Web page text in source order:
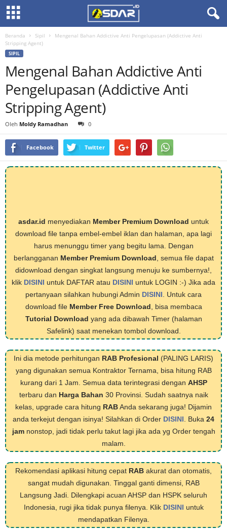
Beranda Sipil
Mengenal Bahan Addictive Anti Pengelupasan (Addictive Anti
Stripping Agent)
SIPIL
Mengenal Bahan Addictive Anti
Pengelupasan (Addictive Anti
Stripping Agent)
Oleh Moldy Ramadhan 0
Facebook Twitter
asdar.id menyediakan Member Premium Download untuk
download file tanpa embel-embel iklan dan halaman, apa lagi
harus menunggu timer yang begitu lama. Dengan
berlangganan Member Premium Download , semua file dapat
didownload dengan singkat langsung menuju ke sumbernya!,
klik DISINI untuk DAFTAR atau DISINI untuk LOGIN :-) Jika ada
pertanyaan silahkan hubungi Admin DISINI . Untuk cara
download file Member Free Download , bisa membaca
Tutorial Download yang ada dibawah Timer (halaman
Safelink) saat menekan tombol download.
Ini dia metode perhitungan RAB Profesional (PALING LARIS)
yang digunakan semua Kontraktor Ternama, bisa hitung RAB
kurang dari 1 Jam. Semua data terintegrasi dengan AHSP
terbaru dan Harga Bahan 30 Provinsi. Sudah saatnya naik
kelas, upgrade cara hitung RABAnda sekarang juga! Dijamin
anda terkejut dengan isinya! Silahkan di Order DISINI . Buka 24
jamnonstop, jadi tidak perlu takut lagi jika ada yg Order tengah
malam.
Rekomendasi aplikasi hitung cepat RAB akurat dan otomatis,
sangat mudah digunakan. Tinggal ganti dimensi, RAB
Langsung Jadi. Dilengkapi acuan AHSP dan HSPK seluruh
Indonesia, rugi jika tidak punya filenya. Klik DISINI untuk
mendapatkan Filenya.